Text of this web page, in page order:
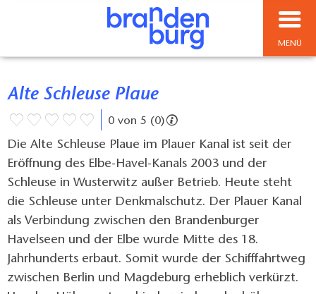
MENÜ
Alte Schleuse Plaue
0 von 5 (0)
Die Alte Schleuse Plaue im Plauer Kanal ist seit der
Eröffnung des Elbe-Havel-Kanals 2003 und der
Schleuse in Wusterwitz außer Betrieb. Heute steht
die Schleuse unter Denkmalschutz. Der Plauer Kanal
als Verbindung zwischen den Brandenburger
Havelseen und der Elbe wurde Mitte des 18.
Jahrhunderts erbaut. Somit wurde der Schifffahrtweg
zwischen Berlin und Magdeburg erheblich verkürzt.